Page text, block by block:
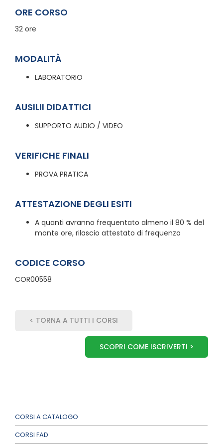
CORSI A CATALOGO
CORSI FAD
ORE CORSO
32 ore
MODALITÀ
LABORATORIO
AUSILII DIDATTICI
SUPPORTO AUDIO / VIDEO
VERIFICHE FINALI
PROVA PRATICA
ATTESTAZIONE DEGLI ESITI
A quanti avranno frequentato almeno il 80 % del
monte ore, rilascio attestato di frequenza
CODICE CORSO
COR00558
< TORNA A TUTTI I CORSI
SCOPRI COME ISCRIVERTI >